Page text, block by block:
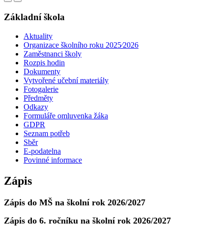
Základní škola
Aktuality
Organizace školního roku 2025⁄2026
Zaměstnanci školy
Rozpis hodin
Dokumenty
Vytvořené učební materiály
Fotogalerie
Předměty
Odkazy
Formuláře omluvenka žáka
GDPR
Seznam potřeb
Sběr
E-podatelna
Povinné informace
Zápis
Zápis do MŠ na školní rok 2026/2027
Zápis do 6. ročníku na školní rok 2026/2027